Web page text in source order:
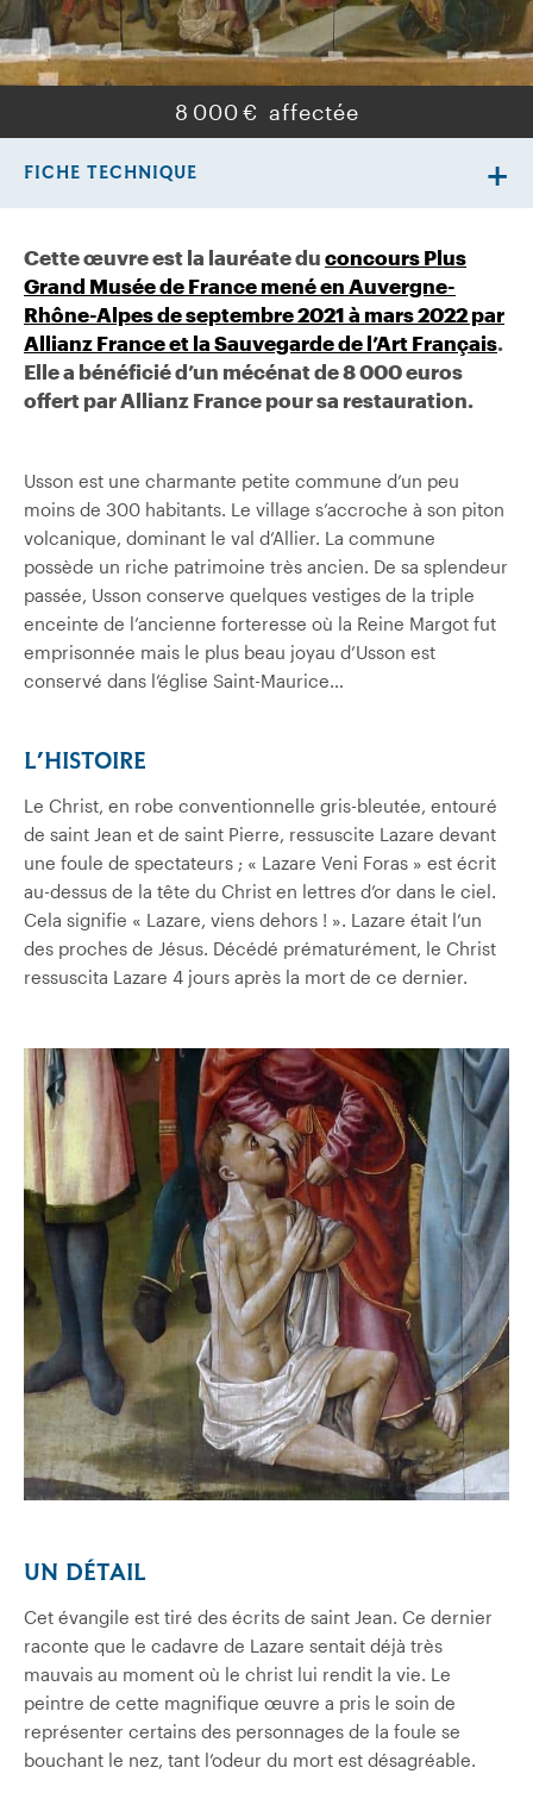
8 000 €
Cette œuvre est la lauréate du concours Plus
Grand Musée de France mené en Auvergne-
Rhône-Alpes de septembre 2021 à mars 2022 par
Allianz France et la Sauvegarde de l’Art Français.
Elle a bénéficié d’un mécénat de 8 000 euros
offert par Allianz France pour sa restauration.
Usson est une charmante petite commune d’un peu
moins de 300 habitants. Le village s’accroche à son piton
volcanique, dominant le val d’Allier. La commune
possède un riche patrimoine très ancien. De sa splendeur
passée, Usson conserve quelques vestiges de la triple
enceinte de l’ancienne forteresse où la Reine Margot fut
emprisonnée mais le plus beau joyau d’Usson est
conservé dans l’église Saint-Maurice…
L’HISTOIRE
Le Christ, en robe conventionnelle gris-bleutée, entouré
de saint Jean et de saint Pierre, ressuscite Lazare devant
une foule de spectateurs ; « Lazare Veni Foras » est écrit
au-dessus de la tête du Christ en lettres d’or dans le ciel.
Cela signifie « Lazare, viens dehors ! ». Lazare était l’un
des proches de Jésus. Décédé prématurément, le Christ
ressuscita Lazare 4 jours après la mort de ce dernier.
UN DÉTAIL
Cet évangile est tiré des écrits de saint Jean. Ce dernier
raconte que le cadavre de Lazare sentait déjà très
mauvais au moment où le christ lui rendit la vie. Le
peintre de cette magnifique œuvre a pris le soin de
représenter certains des personnages de la foule se
bouchant le nez, tant l’odeur du mort est désagréable.
FICHE TECHNIQUE